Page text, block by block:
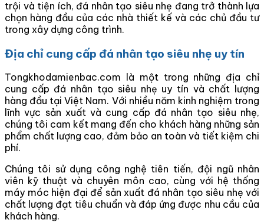
trội và tiện ích, đá nhân tạo siêu nhẹ đang trở thành lựa
chọn hàng đầu của các nhà thiết kế và các chủ đầu tư
trong xây dựng công trình.
Địa chỉ cung cấp đá nhân tạo siêu nhẹ uy tín
Tongkhodamienbac.com là một trong những địa chỉ
cung cấp đá nhân tạo siêu nhẹ uy tín và chất lượng
hàng đầu tại Việt Nam. Với nhiều năm kinh nghiệm trong
lĩnh vực sản xuất và cung cấp đá nhân tạo siêu nhẹ,
chúng tôi cam kết mang đến cho khách hàng những sản
phẩm chất lượng cao, đảm bảo an toàn và tiết kiệm chi
phí.
Chúng tôi sử dụng công nghệ tiên tiến, đội ngũ nhân
viên kỹ thuật và chuyên môn cao, cùng với hệ thống
máy móc hiện đại để sản xuất đá nhân tạo siêu nhẹ với
chất lượng đạt tiêu chuẩn và đáp ứng được nhu cầu của
khách hàng.